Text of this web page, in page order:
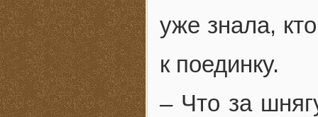
уже знала,
к поединку.
– Что за